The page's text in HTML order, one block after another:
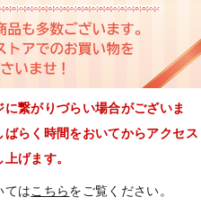
繋がりづらい場合がございま
らく時間をおいてからアクセス
げます。
てはこちらをご覧ください。